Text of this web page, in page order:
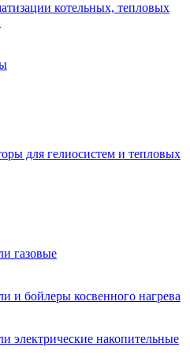
котельных, тепловых
для гелиосистем и тепловых
газовые
и бойлеры косвенного нагрева
электрические накопительные